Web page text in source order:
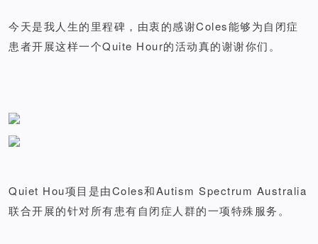
今天是我人生的里程碑，由衷的感谢Coles能够为自闭症
患者开展这样一个Quite Hour的活动真的谢谢你们。
Quiet Hou项目是由Coles和Autism Spectrum Australia
联合开展的针对所有患有自闭症人群的一项特殊服务。